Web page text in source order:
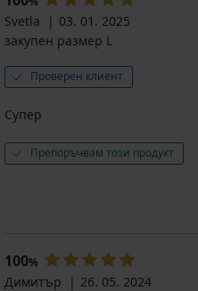
Svetla
03. 01. 2025
закупен размер L
Проверен клиент
Супер
Препоръчвам този продукт
100%
Димитър
26. 05. 2024